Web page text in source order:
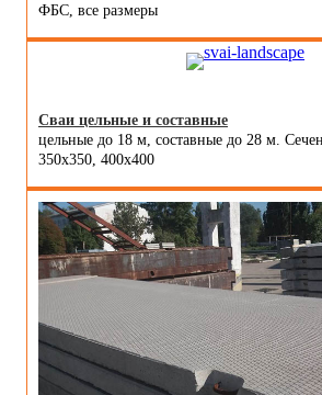
ФБС, все размеры
Сваи цельные и составные
цельные до 18 м, составные до 28 м.
350x350, 400х400